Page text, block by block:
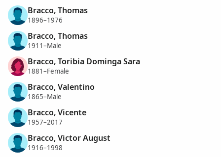
Bracco, Thomas
1896–1976
Bracco, Thomas
1911–Male
Bracco, Toribia Dominga Sara
1881–Female
Bracco, Valentino
1865–Male
Bracco, Vicente
1957–2017
Bracco, Victor August
1916–1998